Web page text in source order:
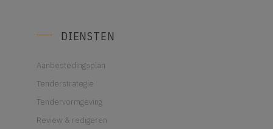
DIENSTEN
Aanbestedingsplan
Tenderstrategie
Tendervormgeving
Review & redigeren